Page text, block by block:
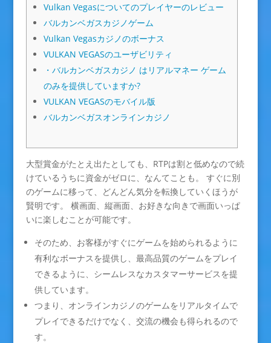
Vulkan Vegasについてのプレイヤーのレビュー
バルカンベガスカジノゲーム
Vulkan Vegasカジノのボーナス
VULKAN VEGASのユーザビリティ
・バルカンベガスカジノ はリアルマネー ゲーム
のみを提供していますか?
VULKAN VEGASのモバイル版
バルカンベガスオンラインカジノ
大型賞金がたとえ出たとしても、RTPは割と低めなので続
けているうちに資金がゼロに、なんてことも。 すぐに別
のゲームに移って、どんどん気分を転換していくほうが
賢明です。 横画面、縦画面、お好きな向きで画面いっぱ
いに楽しむことが可能です。
そのため、お客様がすぐにゲームを始められるように
有利なボーナスを提供し、最高品質のゲームをプレイ
できるように、シームレスなカスタマーサービスを提
供しています。
つまり、オンラインカジノのゲームをリアルタイムで
プレイできるだけでなく、交流の機会も得られるので
す。